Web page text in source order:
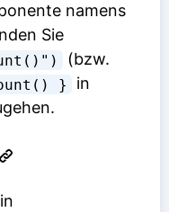
namens
Sie
(bzw.
}
in